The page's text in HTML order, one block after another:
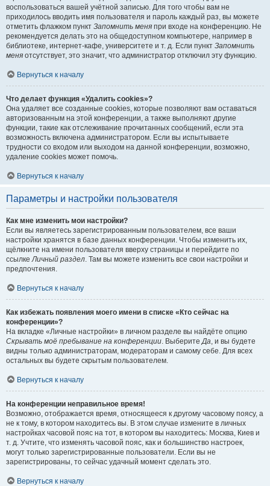
воспользоваться вашей учётной записью. Для того чтобы вам не
приходилось вводить имя пользователя и пароль каждый раз, вы можете
отметить флажком пункт Запомнить меня при входе на конференцию. Не
рекомендуется делать это на общедоступном компьютере, например в
библиотеке, интернет-кафе, университете и т. д. Если пункт Запомнить
меня отсутствует, это значит, что администратор отключил эту функцию.
Вернуться к началу
Что делает функция «Удалить cookies»?
Она удаляет все созданные cookies, которые позволяют вам оставаться
авторизованным на этой конференции, а также выполняют другие
функции, такие как отслеживание прочитанных сообщений, если эта
возможность включена администратором. Если вы испытываете
трудности со входом или выходом на данной конференции, возможно,
удаление cookies может помочь.
Вернуться к началу
Параметры и настройки пользователя
Как мне изменить мои настройки?
Если вы являетесь зарегистрированным пользователем, все ваши
настройки хранятся в базе данных конференции. Чтобы изменить их,
щёлкните на имени пользователя вверху страницы и перейдите по
ссылкеЛичный раздел. Там вы можете изменить все свои настройки и
предпочтения.
Вернуться к началу
Как избежать появления моего имени в списке «Кто сейчас на
конференции»?
На вкладке «Личные настройки» в личном разделе вы найдёте опцию
Скрывать моё пребывание на конференции. ВыберитеДа, и вы будете
видны только администраторам, модераторам и самому себе. Для всех
остальных вы будете скрытым пользователем.
Вернуться к началу
На конференции неправильное время!
Возможно, отображается время, относящееся к другому часовому поясу, а
не к тому, в котором находитесь вы. В этом случае измените в личных
настройках часовой пояс на тот, в котором вы находитесь: Москва, Киев и
т. д. Учтите, что изменять часовой пояс, как и большинство настроек,
могут только зарегистрированные пользователи. Если вы не
зарегистрированы, то сейчас удачный момент сделать это.
Вернуться к началу